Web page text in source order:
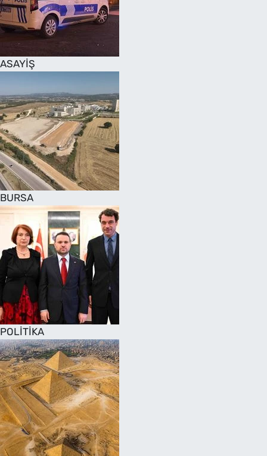
ASAYİŞ
BURSA
POLİTİKA
SAĞLIK
TV REHBERİ